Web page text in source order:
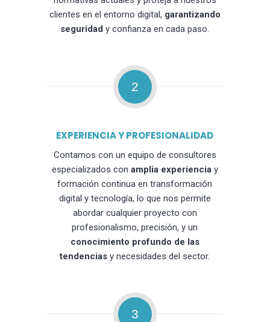
clientes en el entorno digital, garantizando
seguridad y confianza en cada paso.
2
EXPERIENCIA Y PROFESIONALIDAD
Contamos con un equipo de consultores
especializados con amplia experienciay
formación continua en transformación
digital y tecnología, lo que nos permite
abordar cualquier proyecto con
profesionalismo, precisión, y un
conocimiento profundo de las
tendencias y necesidades del sector.
3